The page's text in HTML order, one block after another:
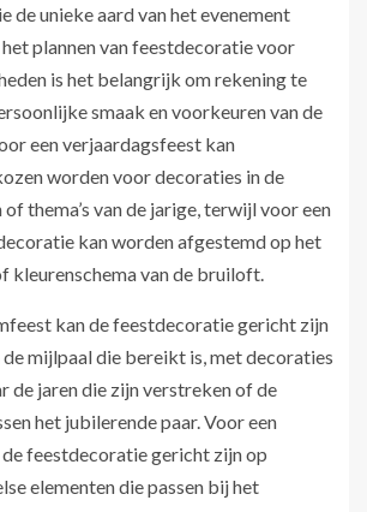
de unieke aard van het evenement
plannen van feestdecoratie voor
is het belangrijk om rekening te
smaak en voorkeuren van de
een verjaardagsfeest kan
worden voor decoraties in de
thema’s van de jarige, terwijl voor een
kan worden afgestemd op het
kleurenschema van de bruiloft.
kan de feestdecoratie gericht zijn
de mijlpaal die bereikt is, met decoraties
de jaren die zijn verstreken of de
het jubilerende paar. Voor een
feestdecoratie gericht zijn op
elementen die passen bij het